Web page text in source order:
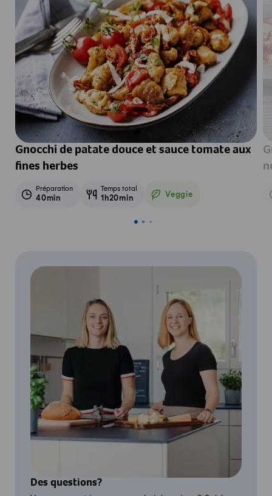
Gnocchi de patate douce et sauce tomate aux
fines herbes
Préparation
40min
Temps total
1h20min Veggie
Veggie
Des questions?